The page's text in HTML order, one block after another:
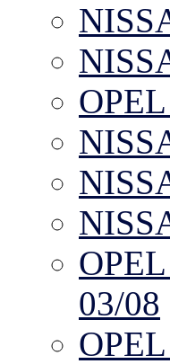
03/08